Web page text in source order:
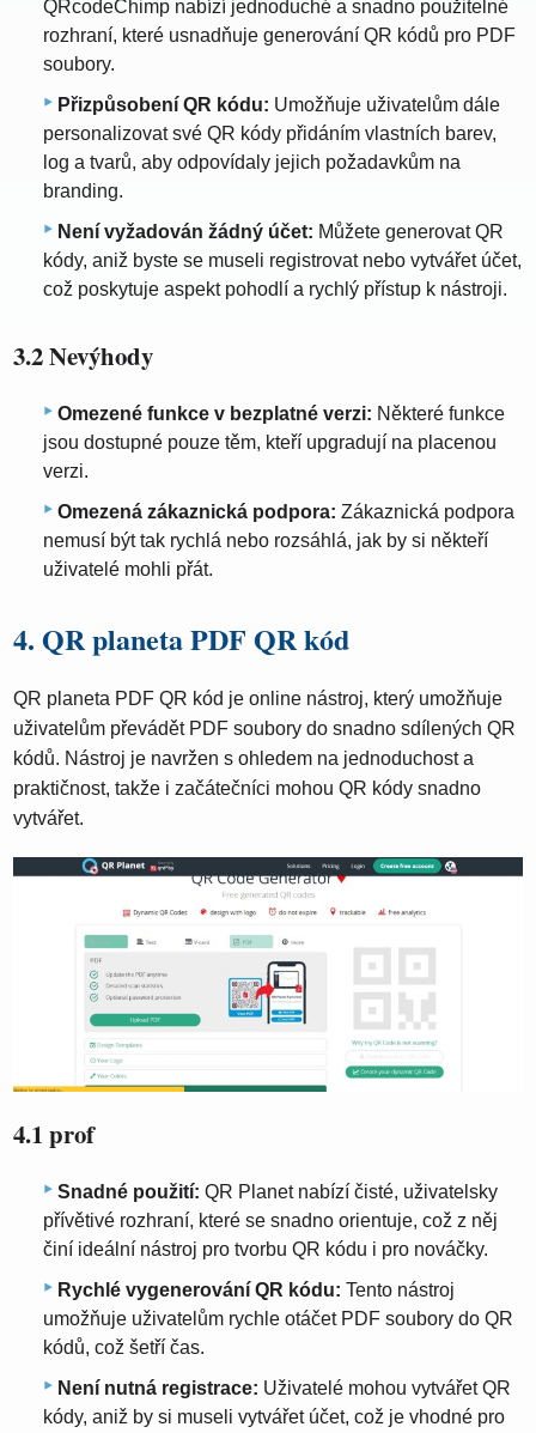
QRcodeChimp nabízí jednoduché a snadno použitelné
rozhraní, které usnadňuje generování QR kódů pro PDF
soubory.
Přizpůsobení QR kódu: Umožňuje uživatelům dále
personalizovat své QR kódy přidáním vlastních barev,
log a tvarů, aby odpovídaly jejich požadavkům na
branding.
Není vyžadován žádný účet: Můžete generovat QR
kódy, aniž byste se museli registrovat nebo vytvářet účet,
což poskytuje aspekt pohodlí a rychlý přístup k nástroji.
3.2 Nevýhody
Omezené funkce v bezplatné verzi: Některé funkce
jsou dostupné pouze těm, kteří upgradují na placenou
verzi.
Omezená zákaznická podpora: Zákaznická podpora
nemusí být tak rychlá nebo rozsáhlá, jak by si někteří
uživatelé mohli přát.
4. QR planeta PDF QR kód
QR planeta PDF QR kód je online nástroj, který umožňuje
uživatelům převádět PDF soubory do snadno sdílených QR
kódů. Nástroj je navržen s ohledem na jednoduchost a
praktičnost, takže i začátečníci mohou QR kódy snadno
vytvářet.
4.1 prof
Snadné použití: QR Planet nabízí čisté, uživatelsky
přívětivé rozhraní, které se snadno orientuje, což z něj
činí ideální nástroj pro tvorbu QR kódu i pro nováčky.
Rychlé vygenerování QR kódu: Tento nástroj
umožňuje uživatelům rychle otáčet PDF soubory do QR
kódů, což šetří čas.
Není nutná registrace: Uživatelé mohou vytvářet QR
kódy, aniž by si museli vytvářet účet, což je vhodné pro